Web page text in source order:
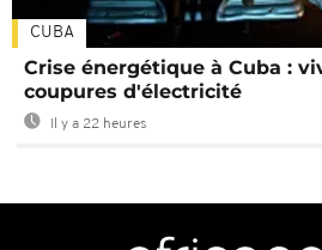
CUBA
Crise énergétique à Cuba :
coupures d'électricité
Il y a 22 heures